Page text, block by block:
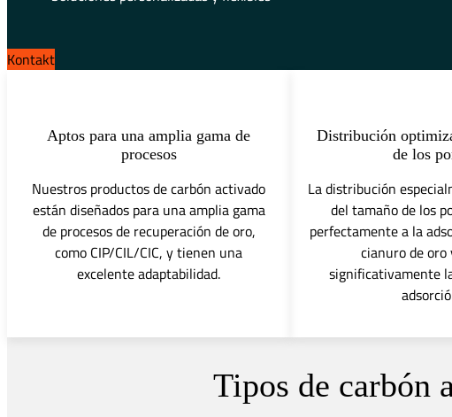
Kontakt
Aptos para una amplia gama de
procesos
Nuestros productos de carbón activado
están diseñados para una amplia gama
de procesos de recuperación de oro,
como CIP/CIL/CIC, y tienen una
excelente adaptabilidad.
Distribución
de los
La distribución
del tamaño de los
perfectamente a la
cianuro de oro
significativamente
Tipos de carbón